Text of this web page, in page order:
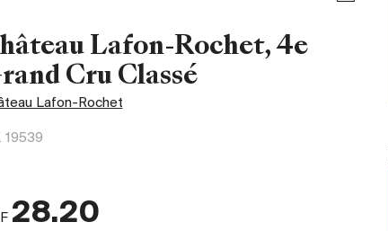
Lafon-Rochet, 4e
Cru Classé
Lafon-Rochet
19539
28.20